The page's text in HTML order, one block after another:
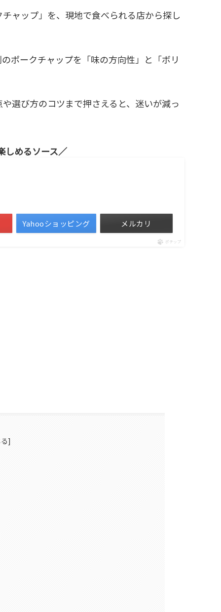
ャップ」を、現地で食べられる店から探し
ポークチャップを「味の方向性」と「ボリ
選び方のコツまで押さえると、迷いが減っ
しめるソース
Yahooショッピング メルカリ
ポチップ